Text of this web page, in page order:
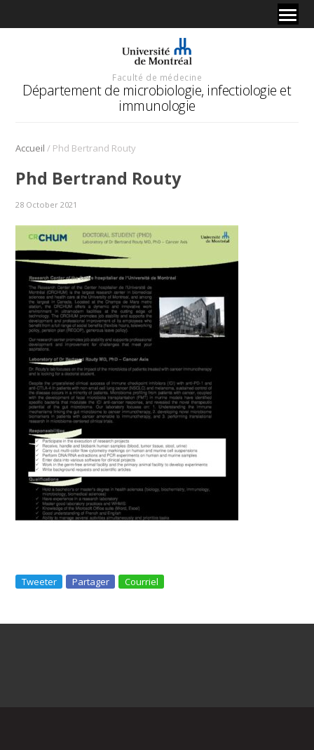
Faculté de médecine
Département de microbiologie, infectiologie et
immunologie
Accueil / Phd Bertrand Routy
Phd Bertrand Routy
28 October 2021
Tweeter Partager Courriel